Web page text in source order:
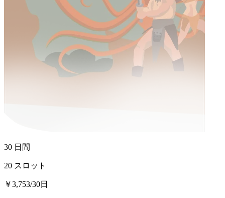
30 日間
20 スロット
￥3,753/30日